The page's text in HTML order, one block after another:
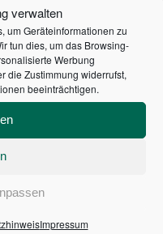
verwalten
um Geräteinformationen zu
tun dies, um das Browsing-
Werbung
die Zustimmung widerrufst,
beeinträchtigen.
Impressum
die Entwicklung von
Kostenmanagement.
zur effektiven
und